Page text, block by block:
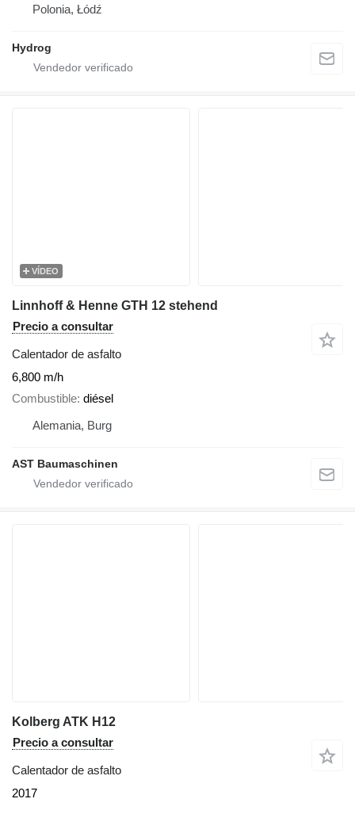
Polonia, Łódź
Hydrog
VÍDEO
Linnhoff & Henne GTH 12 stehend
Precio a consultar
Calentador de asfalto
6,800 m/h
Combustible diésel
Alemania, Burg
AST Baumaschinen
Kolberg ATK H12
Precio a consultar
Calentador de asfalto
2017